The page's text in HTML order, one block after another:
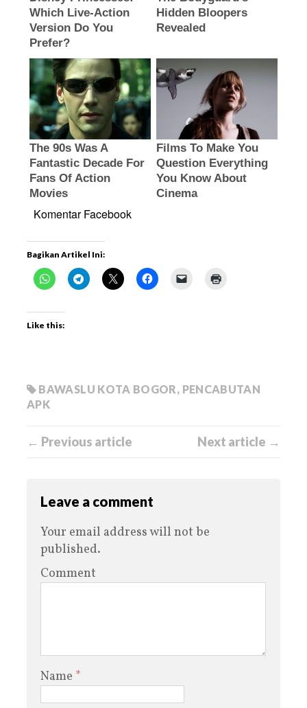
Komentar Facebook
Bagikan Artikel Ini:
Like this:
BAWASLU KOTA BOGOR, PENCABUTAN
APK
← Previous article Next article →
Leave a comment
Your email address will not be
published.
Comment
Name *